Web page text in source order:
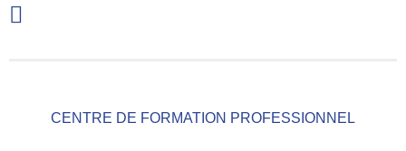
CENTRE DE FORMATION PROFESSIONNEL